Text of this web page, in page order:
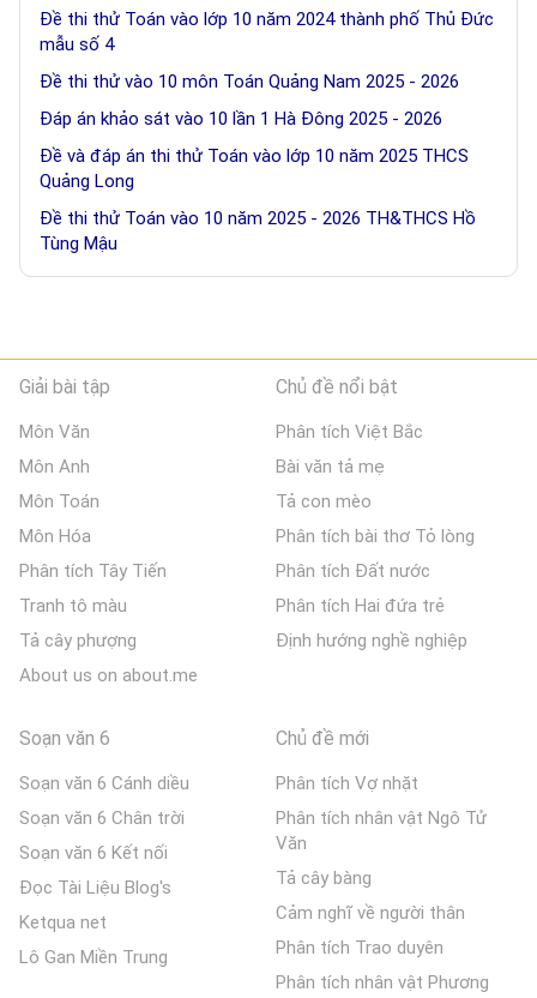
Đề thi thử Toán vào lớp 10 năm 2024 thành phố Thủ Đức
mẫu số 4
Đề thi thử vào 10 môn Toán Quảng Nam 2025 - 2026
Đáp án khảo sát vào 10 lần 1 Hà Đông 2025 - 2026
Đề và đáp án thi thử Toán vào lớp 10 năm 2025 THCS
Quảng Long
Đề thi thử Toán vào 10 năm 2025 - 2026 TH&THCS Hồ
Tùng Mậu
Giải bài tập
Môn Văn
Môn Anh
Môn Toán
Môn Hóa
Phân tích Tây Tiến
Tranh tô màu
Tả cây phượng
About us on about.me
Chủ đề nổi bật
Phân tích Việt Bắc
Bài văn tả mẹ
Tả con mèo
Phân tích bài thơ Tỏ lòng
Phân tích Đất nước
Phân tích Hai đứa trẻ
Định hướng nghề nghiệp
Soạn văn 6
Soạn văn 6 Cánh diều
Soạn văn 6 Chân trời
Soạn văn 6 Kết nối
Đọc Tài Liệu Blog's
Ketqua net
Lô Gan Miền Trung
Chủ đề mới
Phân tích Vợ nhặt
Phân tích nhân vật Ngô Tử
Văn
Tả cây bàng
Cảm nghĩ về người thân
Phân tích Trao duyên
Phân tích nhân vật Phương